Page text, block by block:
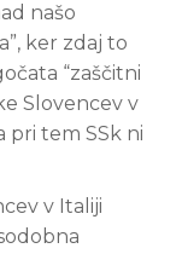
našo
ker zdaj to
“zaščitni
Slovencev v
pri tem SSk ni
v Italiji